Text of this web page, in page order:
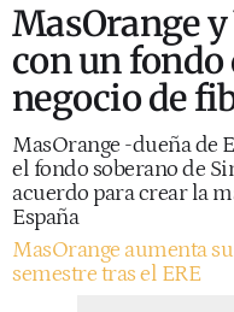
MasOrange
con un fondo
negocio de
MasOrange -dueña de
el fondo soberano de
acuerdo para crear la
España
MasOrange aumenta
semestre tras el ERE